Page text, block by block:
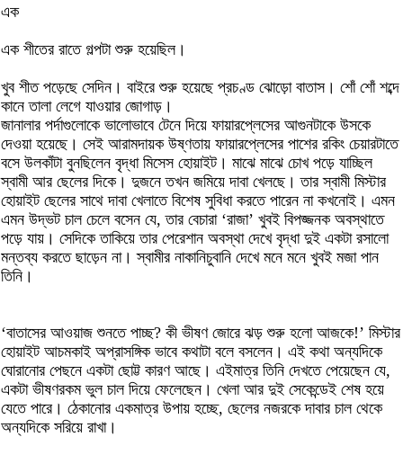
এক
এক শীতের রাতে গল্পটা শুরু হয়েছিল।
খুব শীত পড়েছে সেদিন। বাইরে শুরু হয়েছে প্রচণ্ড ঝোড়ো বাতাস। শোঁ শোঁ শব্দে
কানে তালা লেগে যাওয়ার জোগাড়।
জানালার পর্দাগুলোকে ভালোভাবে টেনে দিয়ে ফায়ারপ্লেসের আগুনটাকে উসকে
দেওয়া হয়েছে। সেই আরামদায়ক উষ্ণতায় ফায়ারপ্লেসের পাশের রকিং চেয়ারটাতে
বসে উলকাঁটা বুনছিলেন বৃদ্ধা মিসেস হোয়াইট। মাঝে মাঝে চোখ পড়ে যাচ্ছিল
স্বামী আর ছেলের দিকে। দুজনে তখন জমিয়ে দাবা খেলছে। তার স্বামী মিস্টার
হোয়াইট ছেলের সাথে দাবা খেলাতে বিশেষ সুবিধা করতে পারেন না কখনোই। এমন
এমন উদ্ভট চাল চেলে বসেন যে, তার বেচারা ‘রাজা’ খুবই বিপজ্জনক অবস্থাতে
পড়ে যায়। সেদিকে তাকিয়ে তার পেরেশান অবস্থা দেখে বৃদ্ধা দুই একটা রসালো
মন্তব্য করতে ছাড়েন না। স্বামীর নাকানিচুবানি দেখে মনে মনে খুবই মজা পান
তিনি।
‘বাতাসের আওয়াজ শুনতে পাচ্ছ? কী ভীষণ জোরে ঝড় শুরু হলো আজকে!’ মিস্টার
হোয়াইট আচমকাই অপ্রাসঙ্গিক ভাবে কথাটা বলে বসলেন। এই কথা অন্যদিকে
ঘোরানোর পেছনে একটা ছোট্ট কারণ আছে। এইমাত্র তিনি দেখতে পেয়েছেন যে,
একটা ভীষণরকম ভুল চাল দিয়ে ফেলেছেন। খেলা আর দুই সেকেন্ডেই শেষ হয়ে
যেতে পারে। ঠেকানোর একমাত্র উপায় হচ্ছে, ছেলের নজরকে দাবার চাল থেকে
অন্যদিকে সরিয়ে রাখা।